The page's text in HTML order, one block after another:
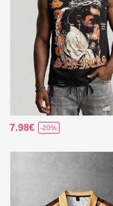
7.98€ -20%